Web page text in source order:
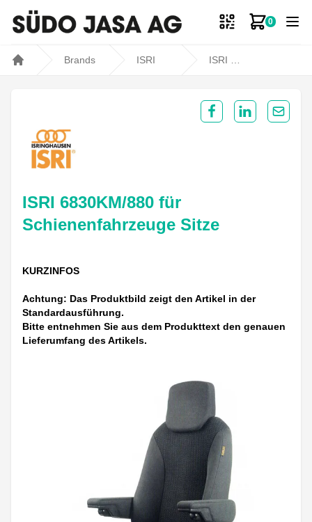
0
Zum
Brands ISRI
ISRI 6830KM/880 für
Schienenfahrzeuge Sitze
KURZINFOS
Achtung: Das Produktbild zeigt den Artikel in der
Standardausführung.
Bitte entnehmen Sie aus dem Produkttext den genauen
Lieferumfang des Artikels.
Share on Facebook
Share onShare